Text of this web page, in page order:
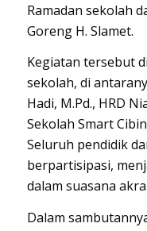
Ramadan sekolah
GorengH. Slamet.
Kegiatan tersebut
sekolah, di
Hadi, M.Pd., HRD
Sekolah Smart
Seluruh pendidik
berpartisipasi,
dalam suasana
Dalam